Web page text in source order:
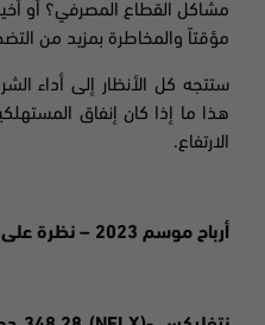
مشاكل القطاع المصرفي؟ أو
مؤقتاً والمخاطرة بمزيد من
ستتجه كل الأنظار إلى أداء
هذا ما إذا كان إنفاق
الارتفاع.
أرباح موسم 2023 – نظرة